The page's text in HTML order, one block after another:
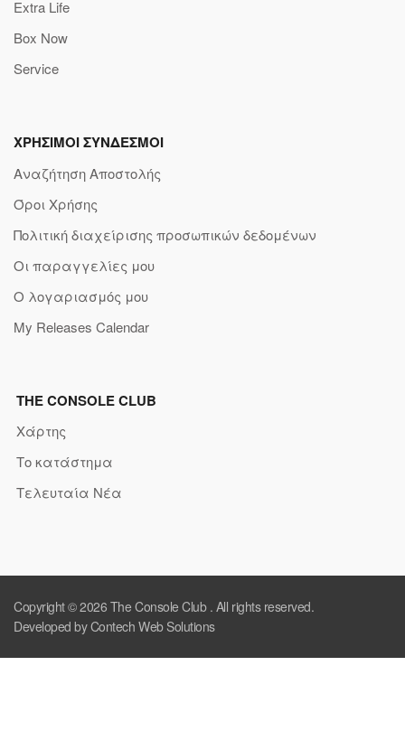
Extra Life
Box Now
Service
ΧΡΗΣΙΜΟΙ ΣΥΝΔΕΣΜΟΙ
Αναζήτηση Αποστολής
Όροι Χρήσης
Πολιτική διαχείρισης προσωπικών δεδομένων
Οι παραγγελίες μου
Ο λογαριασμός μου
My Releases Calendar
THE CONSOLE CLUB
Χάρτης
Το κατάστημα
Τελευταία Νέα
Copyright © 2026 The Console Club. All rights reserved.
Developed by Contech Web Solutions